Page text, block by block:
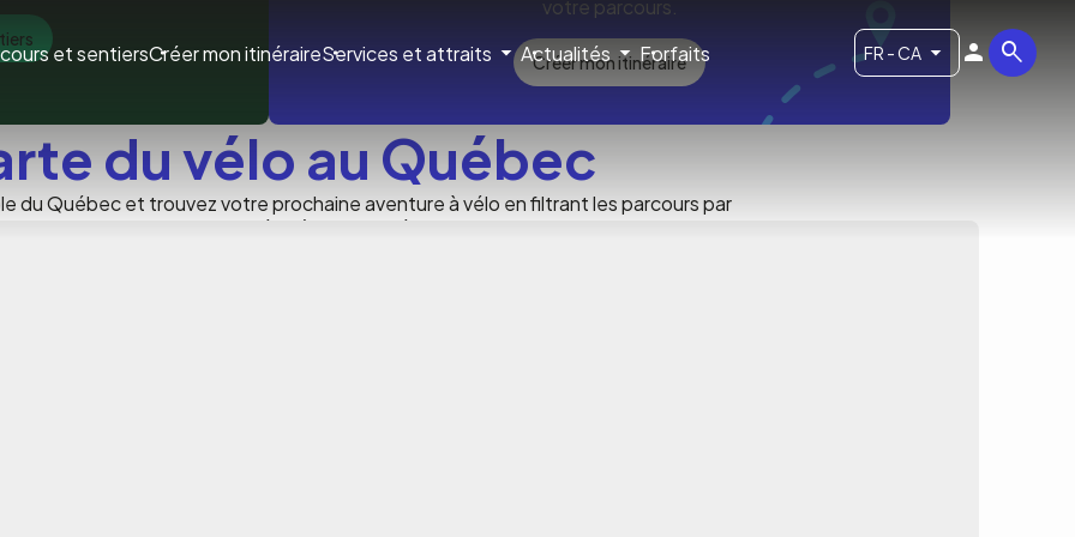
et sentiersCréer mon itinéraireServices et attraits Actualités Forfaits FR - CA
votre parcours.
Créer mon itinéraire
du vélo au Québec
du Québec et trouvez votre prochaine aventure à vélo en filtrant les parcours par
pratique, difficulté, thème ou durée.